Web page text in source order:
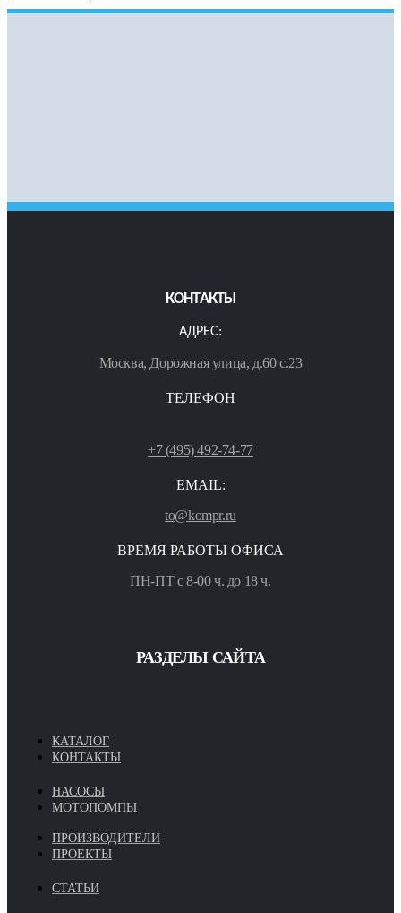
КОНТАКТЫ
АДРЕС:
Москва, Дорожная улица, д.60 с.23
ТЕЛЕФОН
+7 (495) 492-74-77
EMAIL:
to@kompr.ru
ВРЕМЯ РАБОТЫ ОФИСА
ПН-ПТ с 8-00 ч. до 18 ч.
РАЗДЕЛЫ САЙТА
КАТАЛОГ
КОНТАКТЫ
НАСОСЫ
МОТОПОМПЫ
ПРОИЗВОДИТЕЛИ
ПРОЕКТЫ
СТАТЬИ